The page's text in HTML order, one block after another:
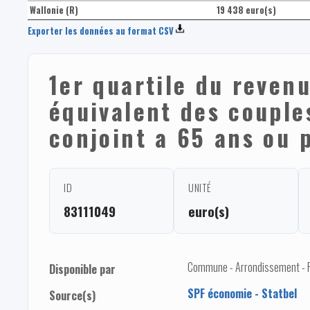
Wallonie (R)
19 438 euro(s)
Exporter les données au format CSV
1er quartile du
équivalent des
conjoint a 65 ans ou
ID
83111049
UNITÉ
euro(s)
Disponible par
Commune - Arrondissement -
Source(s)
SPF économie - Statbel